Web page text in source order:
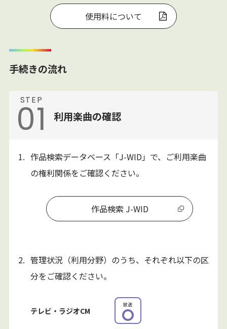
使用料について
手続きの流れ
STEP
01 利用楽曲の確認
1. 作品検索データベース「J-WID」で、ご利用楽曲
の権利関係をご確認ください。
作品検索 J-WID
2. 管理状況（利用分野）のうち、それぞれ以下の区
分をご確認ください。
テレビ・ ラジオCM
放送